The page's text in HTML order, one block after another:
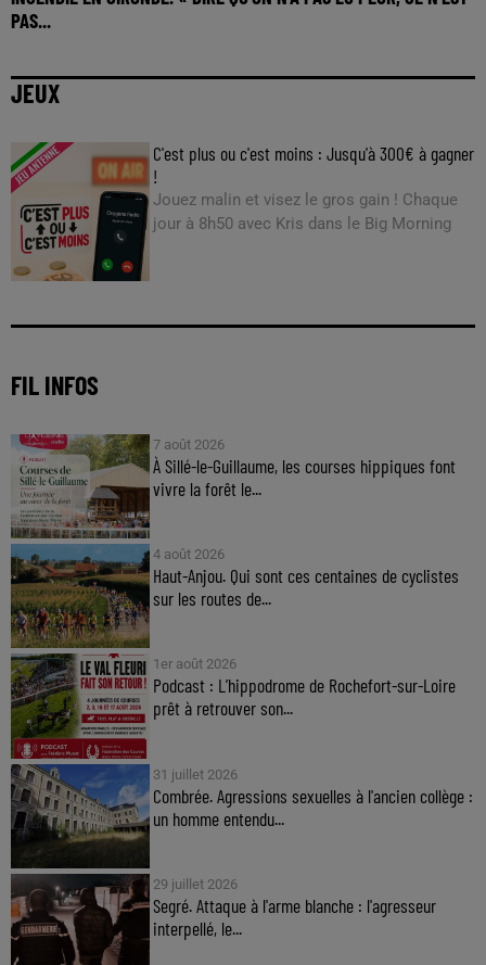
PAS...
JEUX
C'est plus ou c'est moins : Jusqu'à 300€ à gagner
!
Jouez malin et visez le gros gain ! Chaque
jour à 8h50 avec Kris dans le Big Morning
FIL INFOS
7 août 2026
À Sillé-le-Guillaume, les courses hippiques font
vivre la forêt le...
4 août 2026
Haut-Anjou. Qui sont ces centaines de cyclistes
sur les routes de...
1er août 2026
Podcast : L’hippodrome de Rochefort-sur-Loire
prêt à retrouver son...
31 juillet 2026
Combrée. Agressions sexuelles à l'ancien collège :
un homme entendu...
29 juillet 2026
Segré. Attaque à l'arme blanche : l'agresseur
interpellé, le...